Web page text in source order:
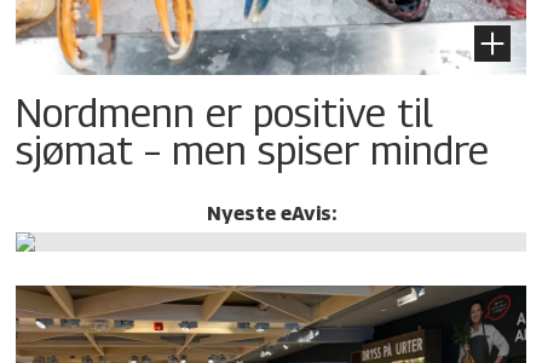
Nordmenn er positive til
sjømat – men spiser mindre
Nyeste eAvis: